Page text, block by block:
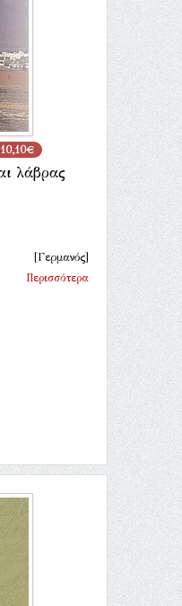
10,10€
λάβρας
[Γερμανός]
Περισσότερα